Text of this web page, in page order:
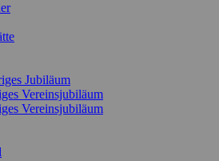
Jubiläum
Vereinsjubiläum
Vereinsjubiläum